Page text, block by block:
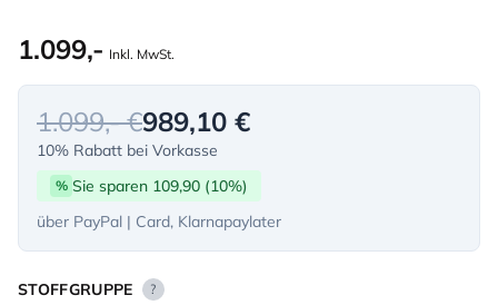
1.099,- Inkl. MwSt.
1.099,- €989,10 €
10% Rabatt bei Vorkasse
% Sie sparen 109,90 (10%)
über PayPal | Card, Klarnapaylater
STOFFGRUPPE ?